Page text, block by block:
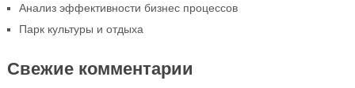
Анализ эффективности бизнес процессов
Парк культуры и отдыха
Свежие комментарии